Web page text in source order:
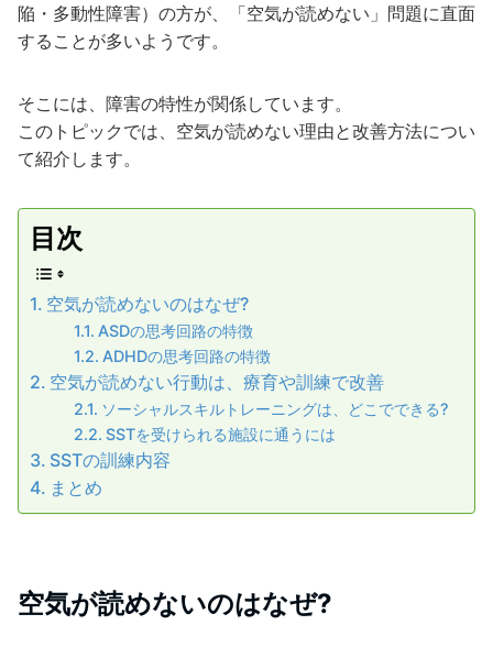
陥・多動性障害）の方が、「空気が読めない」問題に直面
することが多いようです。
そこには、障害の特性が関係しています。
このトピックでは、空気が読めない理由と改善方法につい
て紹介します。
目次
空気が読めないのはなぜ?
ASDの思考回路の特徴
ADHDの思考回路の特徴
空気が読めない行動は、療育や訓練で改善
ソーシャルスキルトレーニングは、どこでできる?
SSTを受けられる施設に通うには
SSTの訓練内容
まとめ
空気が読めないのはなぜ?